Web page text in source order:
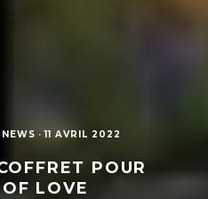
NEWS · 11 AVRIL 2022
POUR
LOVE